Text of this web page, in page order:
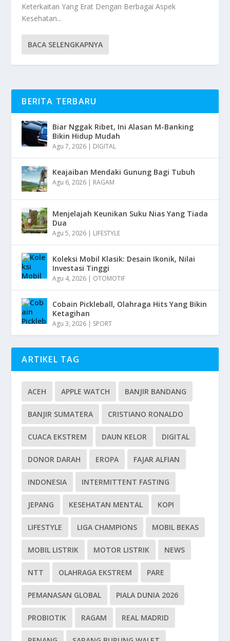
Keterkaitan Yang Erat Dengan Berbagai Aspek
Kesehatan...
BACA SELENGKAPNYA
BERITA TERBARU
Biar Nggak Ribet, Ini Alasan M-Banking
Bikin Hidup Mudah
Agu 7, 2026 | DIGITAL
Keajaiban Mendaki Gunung Bagi Tubuh
Agu 6, 2026 | RAGAM
Menjelajah Keunikan Suku Nias Yang Tiada
Dua
Agu 5, 2026 | LIFESTYLE
Koleksi Mobil Klasik: Desain Ikonik, Nilai
Investasi Tinggi
Agu 4, 2026 | OTOMOTIF
Cobain Pickleball, Olahraga Hits Yang Bikin
Ketagihan
Agu 3, 2026 | SPORT
ARTIKEL TAG
ACEH APPLE WATCH BANJIR BANDANG
BANJIR SUMATERA CRISTIANO RONALDO
CUACA EKSTREM DAUN KELOR DIGITAL
DONOR DARAH EROPA FAJAR ALFIAN
INDONESIA INTERMITTENT FASTING
JEPANG KESEHATAN MENTAL KOPI
LIFESTYLE LIGA CHAMPIONS MOBIL BEKAS
MOBIL LISTRIK MOTOR LISTRIK NEWS
NTT OLAHRAGA EKSTREM PARE
PEMANASAN GLOBAL PIALA DUNIA 2026
PROBIOTIK RAGAM REAL MADRID